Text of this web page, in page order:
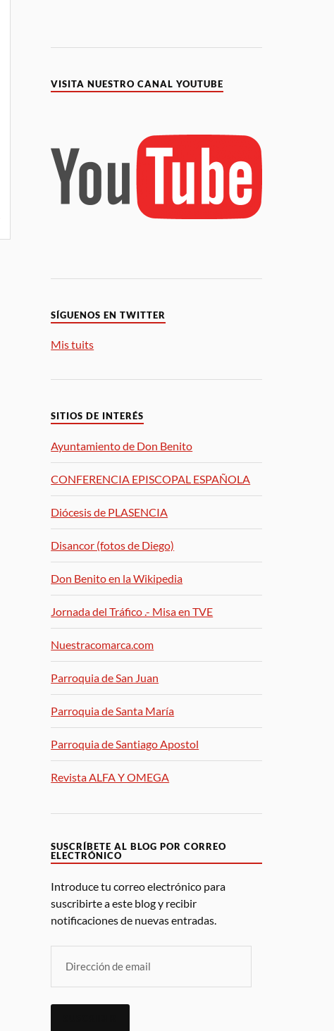
VISITA NUESTRO CANAL YOUTUBE
SÍGUENOS EN TWITTER
Mis tuits
SITIOS DE INTERÉS
Ayuntamiento de Don Benito
CONFERENCIA EPISCOPAL ESPAÑOLA
Diócesis de PLASENCIA
Disancor (fotos de Diego)
Don Benito en la Wikipedia
Jornada del Tráfico .- Misa en TVE
Nuestracomarca.com
Parroquia de San Juan
Parroquia de Santa María
Parroquia de Santiago Apostol
Revista ALFA Y OMEGA
SUSCRÍBETE AL BLOG POR CORREO
ELECTRÓNICO
Introduce tu correo electrónico para
suscribirte a este blog y recibir
notificaciones de nuevas entradas.